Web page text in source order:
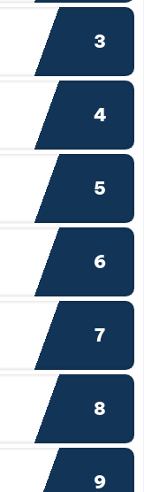
3
4
5
6
7
8
9